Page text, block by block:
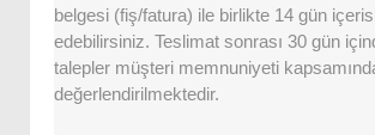
belgesi (fiş/fatura) ile birlikte 14 gün
edebilirsiniz. Teslimat sonrası 30 gün
talepler müşteri memnuniyeti
değerlendirilmektedir.